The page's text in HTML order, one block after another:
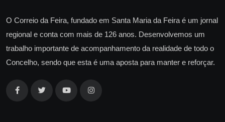
O Correio da Feira, fundado em Santa Maria da Feira é um jornal
regional e conta com mais de 126 anos. Desenvolvemos um
trabalho importante de acompanhamento da realidade de todo o
Concelho, sendo que esta é uma aposta para manter e reforçar.